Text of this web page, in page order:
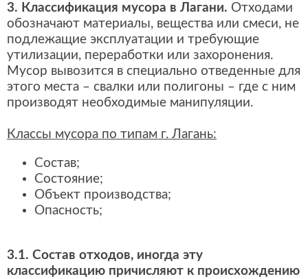
3. Классификация мусора в Лагани. Отходами
обозначают материалы, вещества или смеси, не
подлежащие эксплуатации и требующие
утилизации, переработки или захоронения.
Мусор вывозится в специально отведенные для
этого места – свалки или полигоны – где с ним
производят необходимые манипуляции.
Классы мусора по типам г. Лагань:
Состав;
Состояние;
Объект производства;
Опасность;
3.1. Состав отходов, иногда эту
классификацию причисляют к происхождению